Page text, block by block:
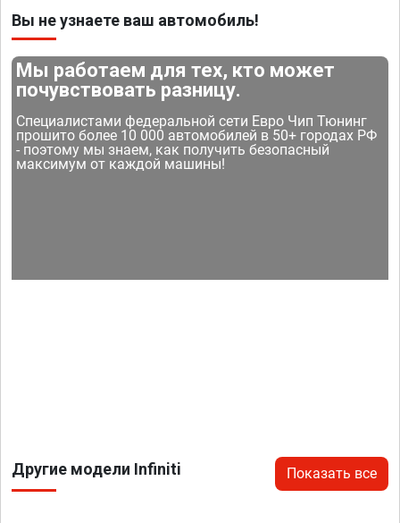
Вы не узнаете ваш автомобиль!
Мы работаем для тех, кто может
почувствовать разницу.
Специалистами федеральной сети Евро Чип Тюнинг
прошито более 10 000 автомобилей в 50+ городах РФ
- поэтому мы знаем, как получить безопасный
максимум от каждой машины!
Другие модели Infiniti Показать все